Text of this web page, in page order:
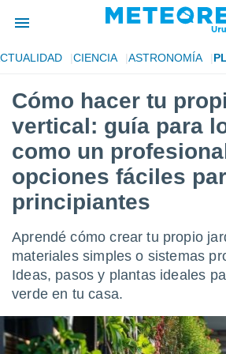
de
ha
para
la
que se
calidad.
a este
las
y
forma
digital
basada
CIENCIA ASTRONOMÍA
Cómo hacer tu
vertical: guía para
como un
opciones fáciles
principiantes
Aprendé cómo crear tu propio
materiales simples o sistemas
Ideas, pasos y plantas ideales
verde en tu casa.